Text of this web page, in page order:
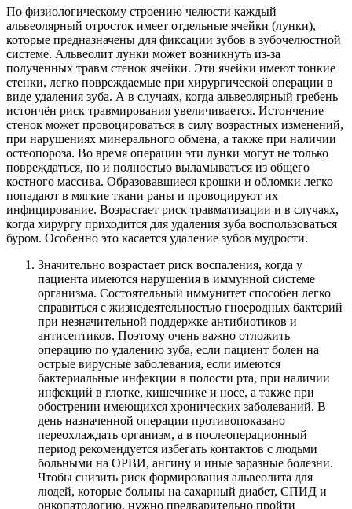
По физиологическому строению челюсти каждый
альвеолярный отросток имеет отдельные ячейки (лунки),
которые предназначены для фиксации зубов в зубочелюстной
системе. Альвеолит лунки может возникнуть из-за
полученных травм стенок ячейки. Эти ячейки имеют тонкие
стенки, легко повреждаемые при хирургической операции в
виде удаления зуба. А в случаях, когда альвеолярный гребень
истончён риск травмирования увеличивается. Истончение
стенок может провоцироваться в силу возрастных изменений,
при нарушениях минерального обмена, а также при наличии
остеопороза. Во время операции эти лунки могут не только
повреждаться, но и полностью выламываться из общего
костного массива. Образовавшиеся крошки и обломки легко
попадают в мягкие ткани раны и провоцируют их
инфицирование. Возрастает риск травматизации и в случаях,
когда хирургу приходится для удаления зуба воспользоваться
буром. Особенно это касается удаление зубов мудрости.
Значительно возрастает риск воспаления, когда у
пациента имеются нарушения в иммунной системе
организма. Состоятельный иммунитет способен легко
справиться с жизнедеятельностью гноеродных бактерий
при незначительной поддержке антибиотиков и
антисептиков. Поэтому очень важно отложить
операцию по удалению зуба, если пациент болен на
острые вирусные заболевания, если имеются
бактериальные инфекции в полости рта, при наличии
инфекций в глотке, кишечнике и носе, а также при
обострении имеющихся хронических заболеваний. В
день назначенной операции противопоказано
переохлаждать организм, а в послеоперационный
период рекомендуется избегать контактов с людьми
больными на ОРВИ, ангину и иные заразные болезни.
Чтобы снизить риск формирования альвеолита для
людей, которые больны на сахарный диабет, СПИД и
онкопатологию, нужно предварительно пройти